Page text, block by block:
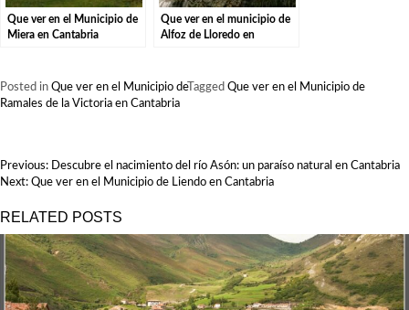
Que ver en el Municipio de
Miera en Cantabria
Que ver en el municipio de
Alfoz de Lloredo en
Posted in Que ver en el Municipio deTagged Que ver en el Municipio de
Ramales de la Victoria en Cantabria
NAVEGACIÓN
DE
Previous: Descubre el nacimiento del río Asón: un paraíso natural en Cantabria
Next: Que ver en el Municipio de Liendo en Cantabria
RELATED POSTS